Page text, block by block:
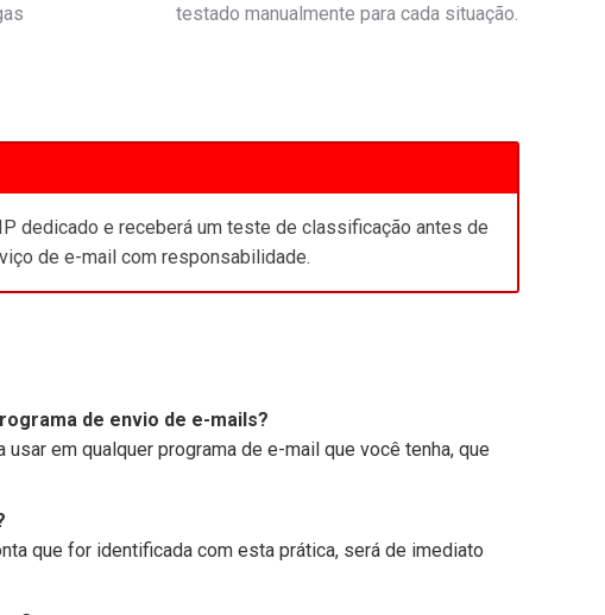
testado manualmente para cada situação.
dedicado e receberá um teste de classificação antes de
de e-mail com responsabilidade.
de envio de e-mails?
em qualquer programa de e-mail que você tenha, que
que for identificada com esta prática, será de imediato